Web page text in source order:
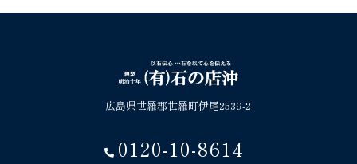
広島県世羅郡世羅町伊尾2539-2
0120-10-8614